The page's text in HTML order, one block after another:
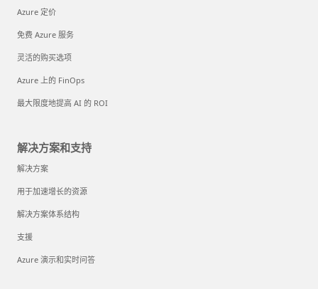
Azure 定价
免费 Azure 服务
灵活的购买选项
Azure 上的 FinOps
最大限度地提高 AI 的 ROI
解决方案和支持
解决方案
用于加速增长的资源
解决方案体系结构
支援
Azure 演示和实时问答